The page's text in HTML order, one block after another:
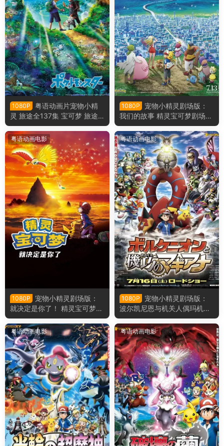
1080P
粤语动画片宠物小精
灵 旅途全137集 宝可梦 旅途
粤语版
1080P
宠物小精灵剧场版：
我们的故事 精灵宝可梦剧场
版：我们的故事粤语版
粤语动画电影
1080P
宠物小精灵剧场版：
就决定是你了！ 精灵宝可梦剧
场版：就决定是你了粤语版
粤语动画电影
1080P
宠物小精灵剧场版：
波尔凯尼恩与机关人偶玛机雅
娜 精灵宝可梦剧场版：波尔凯
尼恩与机巧的玛机雅娜粤语版
粤语动画电影 粤语动画电影